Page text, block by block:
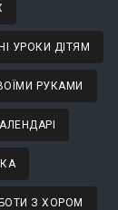
УРОКИ ДІТЯМ
РУКАМИ
З ХОРОМ